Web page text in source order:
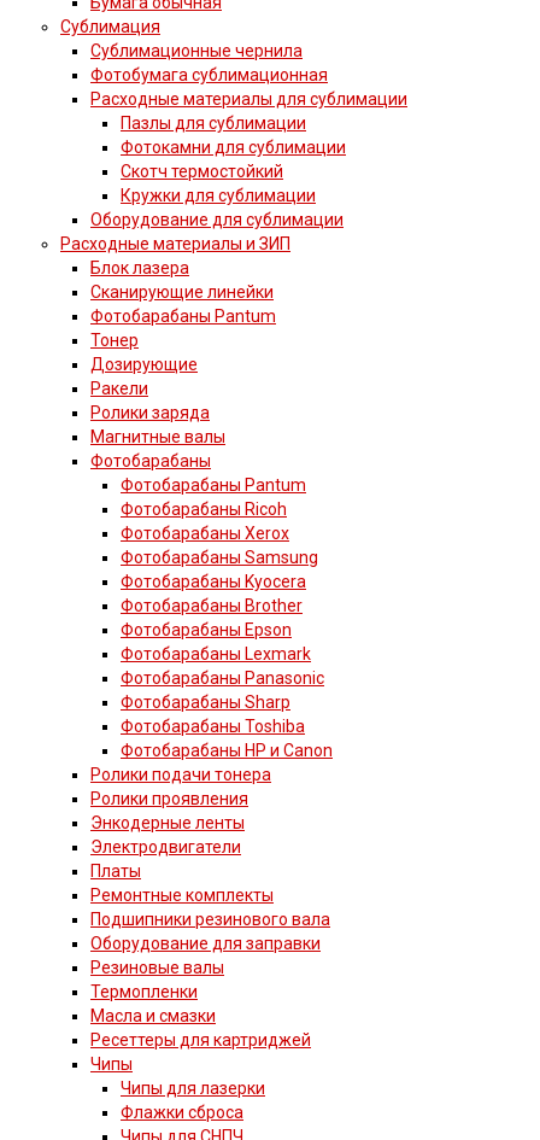
Сублимация
Сублимационные чернила
Фотобумага сублимационная
Расходные материалы для сублимации
Пазлы для сублимации
Фотокамни для сублимации
Скотч термостойкий
Кружки для сублимации
Оборудование для сублимации
Расходные материалы и ЗИП
Блок лазера
Сканирующие линейки
Фотобарабаны Pantum
Тонер
Дозирующие
Ракели
Ролики заряда
Магнитные валы
Фотобарабаны
Фотобарабаны Pantum
Фотобарабаны Ricoh
Фотобарабаны Xerox
Фотобарабаны Samsung
Фотобарабаны Kyocera
Фотобарабаны Brother
Фотобарабаны Epson
Фотобарабаны Lexmark
Фотобарабаны Panasonic
Фотобарабаны Sharp
Фотобарабаны Toshiba
Фотобарабаны HP и Canon
Ролики подачи тонера
Ролики проявления
Энкодерные ленты
Электродвигатели
Платы
Ремонтные комплекты
Подшипники резинового вала
Оборудование для заправки
Резиновые валы
Термопленки
Масла и смазки
Ресеттеры для картриджей
Чипы
Чипы для лазерки
Флажки сброса